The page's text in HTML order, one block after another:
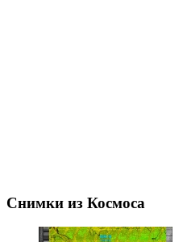
Снимки из Космоса